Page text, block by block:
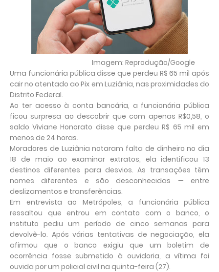
Imagem: Reprodução/Google
Uma funcionária pública disse que perdeu R$ 65 mil após
cair no atentado ao Pix em Luziânia, nas proximidades do
Distrito Federal.
Ao ter acesso à conta bancária, a funcionária pública
ficou surpresa ao descobrir que com apenas R$0,58, o
saldo Viviane Honorato disse que perdeu R$ 65 mil em
menos de 24 horas.
Moradores de Luziânia notaram falta de dinheiro no dia
18 de maio ao examinar extratos, ela identificou 13
destinos diferentes para desvios. As transações têm
nomes diferentes e são desconhecidas — entre
deslizamentos e transferências.
Em entrevista ao Metrópoles, a funcionária pública
ressaltou que entrou em contato com o banco, o
instituto pediu um período de cinco semanas para
devolvê-lo. Após várias tentativas de negociação, ela
afirmou que o banco exigiu que um boletim de
ocorrência fosse submetido à ouvidoria, a vítima foi
ouvida por um policial civil na quinta-feira (27).